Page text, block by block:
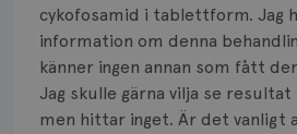
cykofosamid i tablettform. Jag
information om denna
känner ingen annan som fått
Jag skulle gärna vilja se
men hittar inget. Är det vanligt
Läkemedel
Typ av bröstcancer
Smärta